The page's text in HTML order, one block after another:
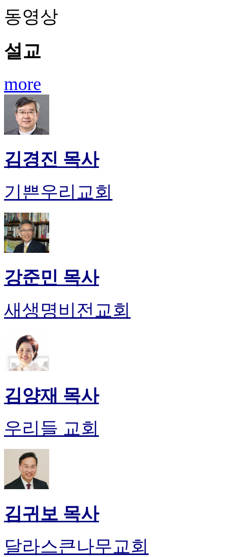
동영상
설교
more
김경진 목사
기쁜우리교회
강준민 목사
새생명비전교회
김양재 목사
우리들 교회
김귀보 목사
달라스큰나무교회